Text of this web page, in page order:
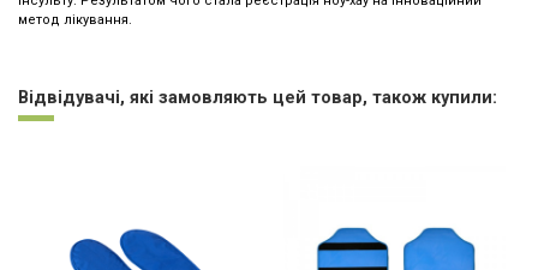
метод лікування.
Відвідувачі, які замовляють цей товар, також купили: